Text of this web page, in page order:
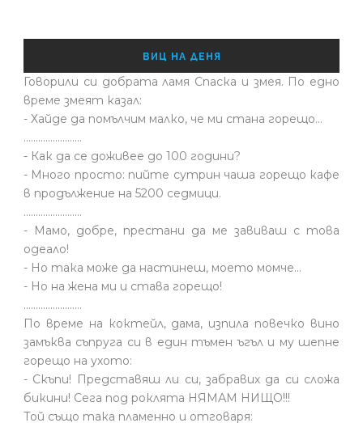
ВИЦ НА ДЕНЯ
Говорили си добрата ламя Спаска и змея. По едно
време змеят казал:
- Хайде да помълчим малко, че ми стана горещо...
........................
- Как да се доживее до 100 години?
- Много просто: пийте сутрин чаша горещо кафе
в продължение на 5200 седмици.
........................
- Мамо, добре, престани да ме завиваш с това
одеало!
- Но така може да настинеш, моето момче…
- Но на жена ми и става горещо!
........................
По време на коктейл, дама, изпила повечко вино
замъква съпруга си в един тъмен ъгъл и му шепне
горещо на ухото:
- Скъпи! Представяш ли си, забравих да си сложа
бикини! Сега под роклята НЯМАМ НИЩО!!!
Той също така пламенно и отговаря: